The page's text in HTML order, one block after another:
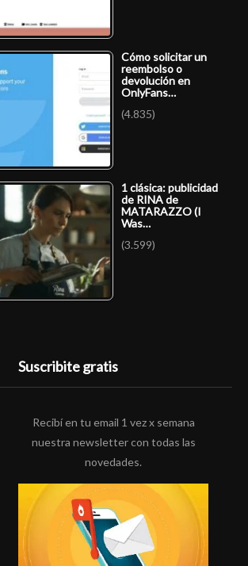
Cómo solicitar un
reembolso o
devolución en
OnlyFans…
(4.835)
1 clásica: publicidad
de RINA de
MATARAZZO (I
Was…
(3.599)
Suscribite gratis
Recibí en tu email 1 vez x semana
nuestra newsletter con todas las
novedades.